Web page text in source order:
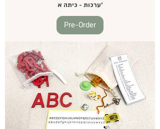
ערכות - כיתה א'
Pre-Order